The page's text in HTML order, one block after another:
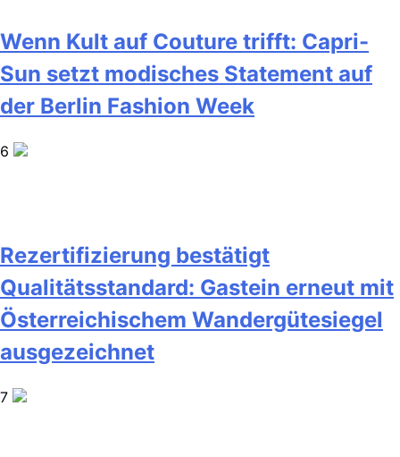
Wenn Kult auf Couture trifft: Capri-
Sun setzt modisches Statement auf
der Berlin Fashion Week
6
Rezertifizierung bestätigt
Qualitätsstandard: Gastein erneut mit
Österreichischem Wandergütesiegel
ausgezeichnet
7